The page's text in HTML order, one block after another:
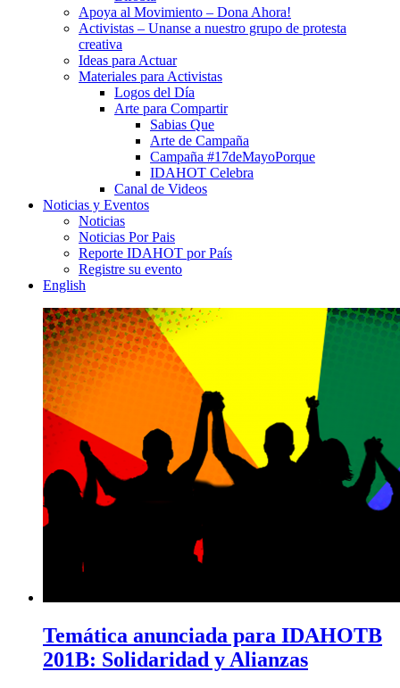
Apoya al Movimiento – Dona Ahora!
Activistas – Unanse a nuestro grupo de protesta
creativa
Ideas para Actuar
Materiales para Activistas
Logos del Día
Arte para Compartir
Sabias Que
Arte de Campaña
Campaña #17deMayoPorque
IDAHOT Celebra
Canal de Videos
Noticias y Eventos
Noticias
Noticias Por Pais
Reporte IDAHOT por País
Registre su evento
English
Temática anunciada para IDAHOTB
201B: Solidaridad y Alianzas